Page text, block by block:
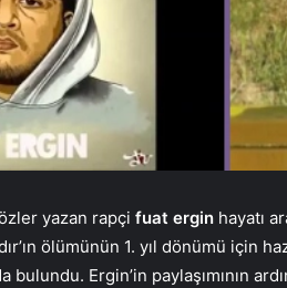
yazan rapçi fuat ergin hayatı
ölümünün 1. yıl dönümü için
bulundu. Ergin’in paylaşımının